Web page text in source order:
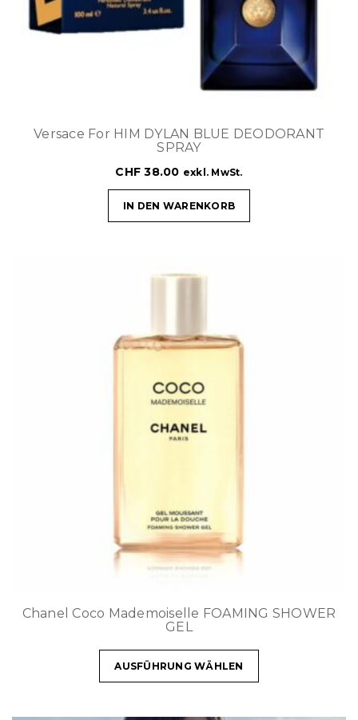
Versace For HIM DYLAN BLUE DEODORANT
SPRAY
CHF 38.00 exkl. MwSt.
IN DEN WARENKORB
Chanel Coco Mademoiselle FOAMING SHOWER
GEL
AUSFÜHRUNG WÄHLEN